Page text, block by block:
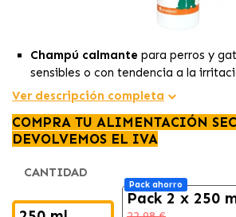
Champú calmante para perros y
sensibles o con tendencia a la
Fórmula con aloe vera, avena y
hidratante y antiinflamatoria.
Ideal como apoyo dermatológico
prurito, dermatitis o alergias.
Ver descripción completa
COMPRA TU ALIMENTACIÓN
DEVOLVEMOS EL IVA
CANTIDAD
Pack ahorro
Pack 2 x 250